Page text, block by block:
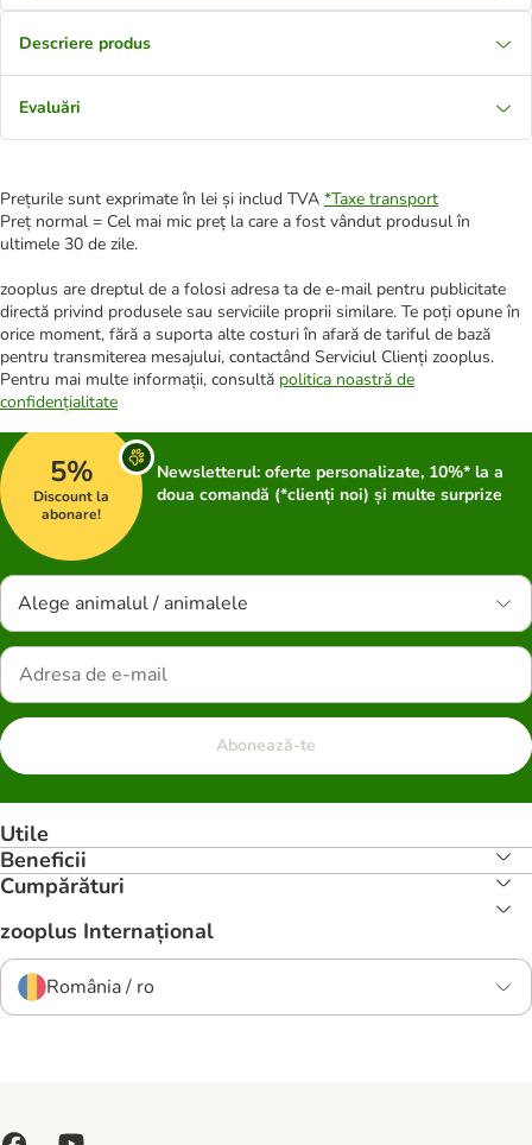
Descriere produs
Evaluări
Prețurile sunt exprimate în lei și includ TVA *Taxe transport
Preț normal = Cel mai mic preț la care a fost vândut produsul în
ultimele 30 de zile.
zooplus are dreptul de a folosi adresa ta de e-mail pentru publicitate
directă privind produsele sau serviciile proprii similare. Te poți opune în
orice moment, fără a suporta alte costuri în afară de tariful de bază
pentru transmiterea mesajului, contactând Serviciul Clienți zooplus.
Pentru mai multe informații, consultă politica noastră de
confidențialitate
5%
Discount la
abonare!
Newsletterul: oferte personalizate, 10%* la a
doua comandă (*clienți noi) și multe surprize
Alege animalul / animalele
Abonează-te
Utile
Beneficii
Cumpărături
zooplus Internațional
România / ro